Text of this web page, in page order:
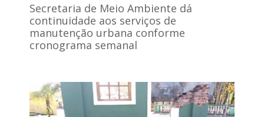
Secretaria de Meio Ambiente dá
continuidade aos serviços de
manutenção urbana conforme
cronograma semanal